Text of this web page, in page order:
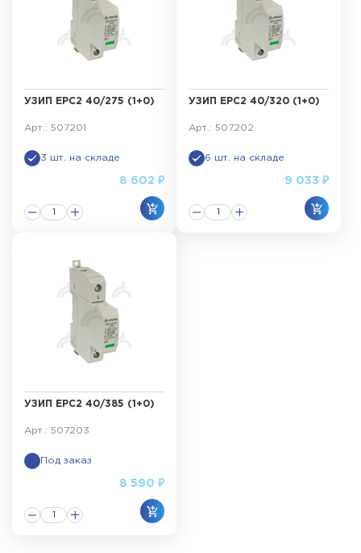
УЗИП ЕРС2 40/275 (1+0)
Арт.: 507201
3 шт. на складе
8 602 ₽
УЗИП ЕРС2 40/320 (1+0)
Арт.: 507202
6 шт. на складе
9 033 ₽
УЗИП ЕРС2 40/385 (1+0)
Арт.: 507203
Под заказ
8 590 ₽